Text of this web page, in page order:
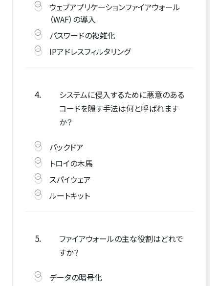
ウェブアプリケーションファイアウォール
（WAF）の導入
パスワードの複雑化
IPアドレスフィルタリング
4.
システムに侵入するために悪意のある
コードを隠す手法は何と呼ばれます
か？
バックドア
トロイの木馬
スパイウェア
ルートキット
5.
ファイアウォールの主な役割はどれで
すか？
データの暗号化